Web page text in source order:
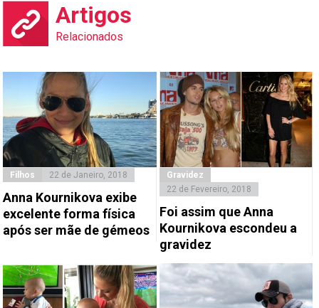
Artigos
Relacionados
Filhos 22 de Janeiro, 2018
Anna Kournikova exibe
excelente forma física
após ser mãe de gémeos
Gravidez
22 de Fevereiro, 2018
Foi assim que Anna
Kournikova escondeu a
gravidez